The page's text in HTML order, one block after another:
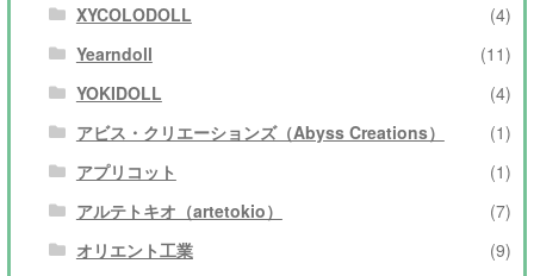
XYCOLODOLL
(4)
Yearndoll
(11)
YOKIDOLL
(4)
アビス・クリエーションズ（Abyss Creations）
(1)
アプリコット
(1)
アルテトキオ（artetokio）
(7)
オリエント工業
(9)